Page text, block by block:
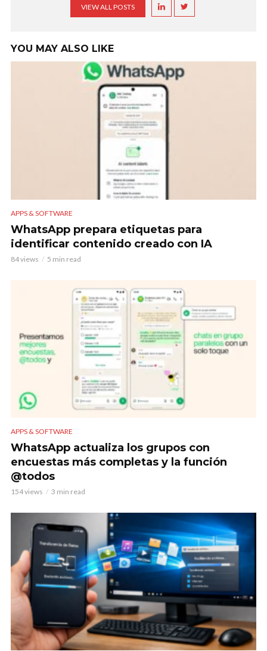
VIEW ALL POSTS
YOU MAY ALSO LIKE
APPS & SOFTWARE
WhatsApp prepara etiquetas para
identificar contenido creado con IA
84 views 5 min read
APPS & SOFTWARE
WhatsApp actualiza los grupos con
encuestas más completas y la función
@todos
154 views 3 min read